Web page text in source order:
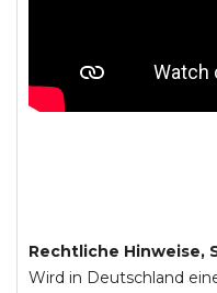
Rechtliche Hinweise,
Wird in Deutschland